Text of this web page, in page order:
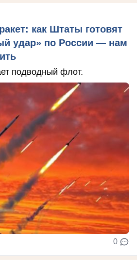
как Штаты готовят
удар» по России — нам
подводный флот.
0